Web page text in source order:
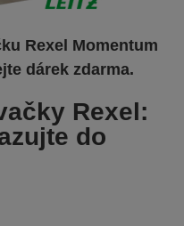
Rexel Momentum
dárek zdarma.
Rexel:
do